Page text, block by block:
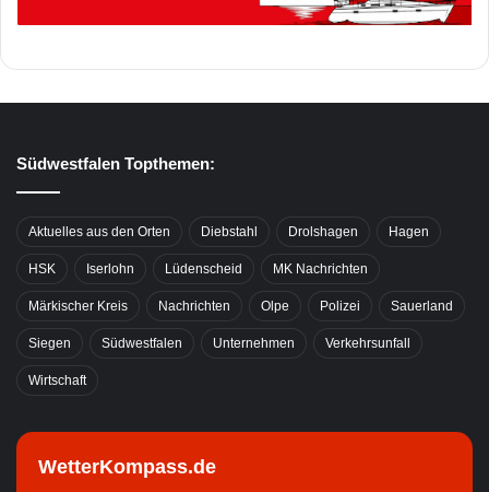
Südwestfalen Topthemen:
Aktuelles aus den Orten Diebstahl Drolshagen Hagen
HSK Iserlohn Lüdenscheid MK Nachrichten
Märkischer Kreis Nachrichten Olpe Polizei Sauerland
Siegen Südwestfalen Unternehmen Verkehrsunfall
Wirtschaft
WetterKompass.de